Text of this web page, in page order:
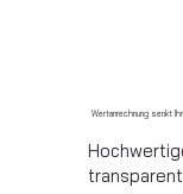
Wertanrechnung senkt